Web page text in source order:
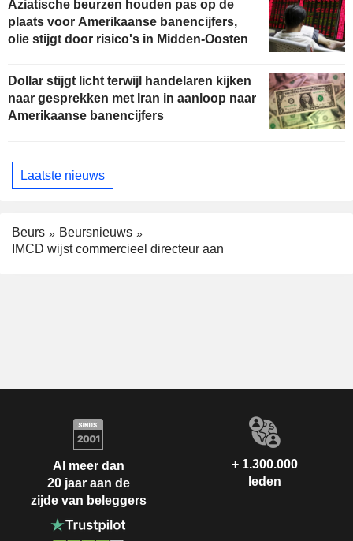
Aziatische beurzen houden pas op de
plaats voor Amerikaanse banencijfers,
olie stijgt door risico's in Midden-Oosten
Dollar stijgt licht terwijl handelaren kijken
naar gesprekken met Iran in aanloop naar
Amerikaanse banencijfers
Laatste nieuws
Beurs
Beursnieuws
IMCD wijst commercieel directeur aan
Al meer dan
20 jaar aan de
zijde van beleggers
+ 1.300.000
leden